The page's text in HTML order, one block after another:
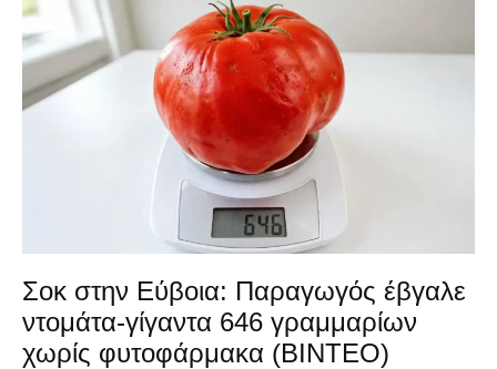
Σοκ στην Εύβοια: Παραγωγός έβγαλε
ντομάτα-γίγαντα 646 γραμμαρίων
χωρίς φυτοφάρμακα (ΒΙΝΤΕΟ)